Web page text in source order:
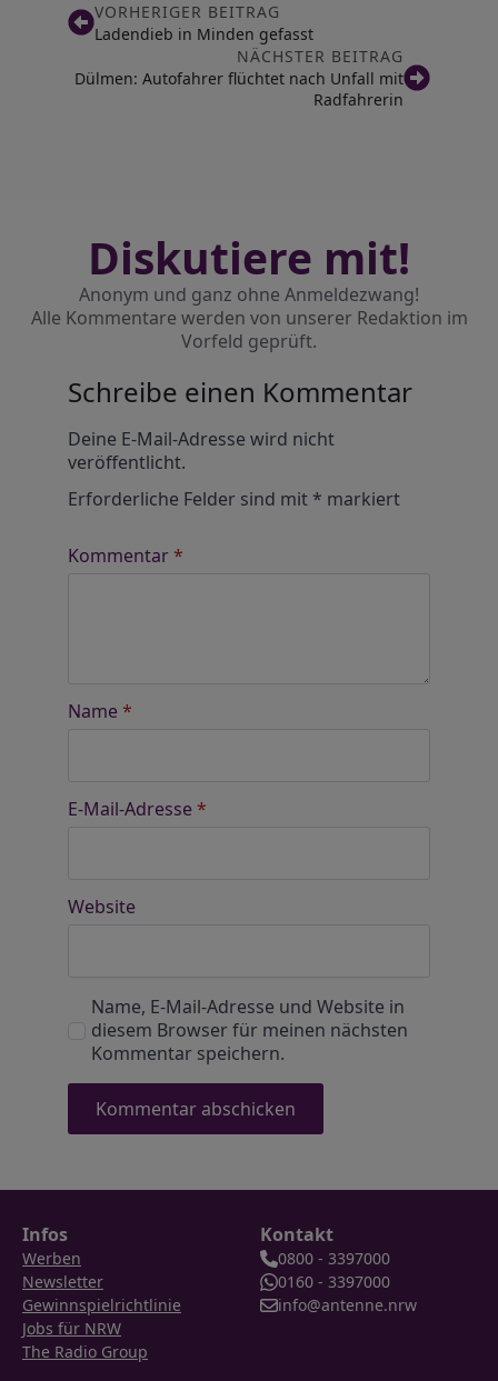
VORHERIGER BEITRAG
Ladendieb in Minden gefasst
NÄCHSTER BEITRAG
Dülmen: Autofahrer flüchtet nach Unfall mit
Radfahrerin
Diskutiere mit!
Anonym und ganz ohne Anmeldezwang!
Alle Kommentare werden von unserer Redaktion im
Vorfeld geprüft.
Schreibe einen Kommentar
Deine E-Mail-Adresse wird nicht
veröffentlicht.
Erforderliche Felder sind mit* markiert
Kommentar*
Name *
E-Mail-Adresse *
Website
Name, E-Mail-Adresse und Website in
diesem Browser für meinen nächsten
Kommentar speichern.
Infos
Werben
Newsletter
Gewinnspielrichtlinie
Jobs für NRW
The Radio Group
Kontakt
0800 - 3397000
0160 - 3397000
info@antenne.nrw